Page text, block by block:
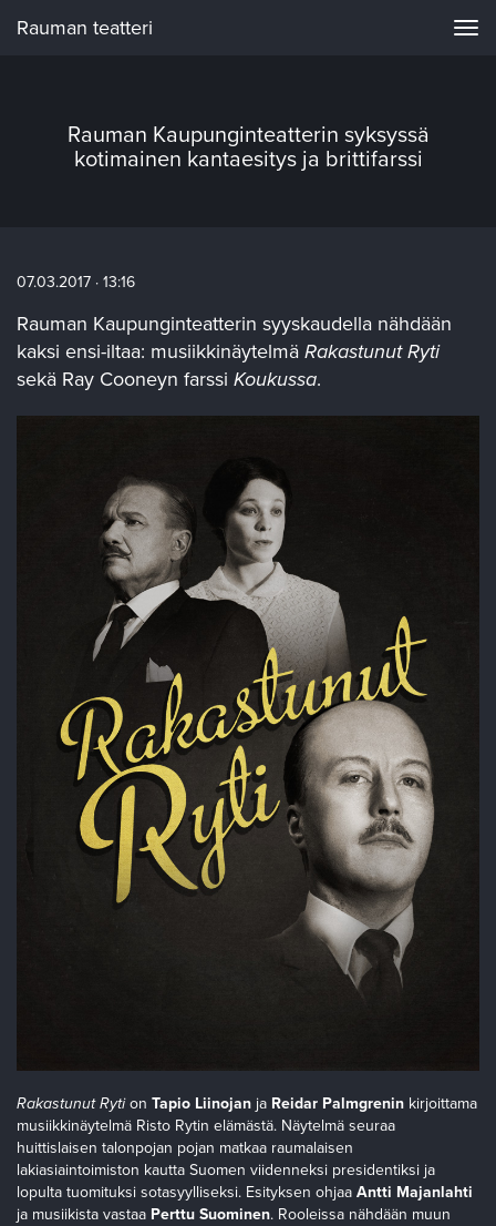
Rauman teatteri
Rauman Kaupunginteatterin syksyssä
kotimainen kantaesitys ja brittifarssi
07.03.2017 · 13:16
Rauman Kaupunginteatterin syyskaudella nähdään
kaksi ensi-iltaa: musiikkinäytelmä Rakastunut Ryti
sekä Ray Cooneyn farssi Koukussa.
Rakastunut Rytion Tapio Liinojan ja Reidar Palmgrenin kirjoittama
musiikkinäytelmä Risto Rytin elämästä. Näytelmä seuraa
huittislaisen talonpojan pojan matkaa raumalaisen
lakiasiaintoimiston kautta Suomen viidenneksi presidentiksi ja
lopulta tuomituksi sotasyylliseksi. Esityksen ohjaa Antti Majanlahti
ja musiikista vastaa Perttu Suominen. Rooleissa nähdään muun